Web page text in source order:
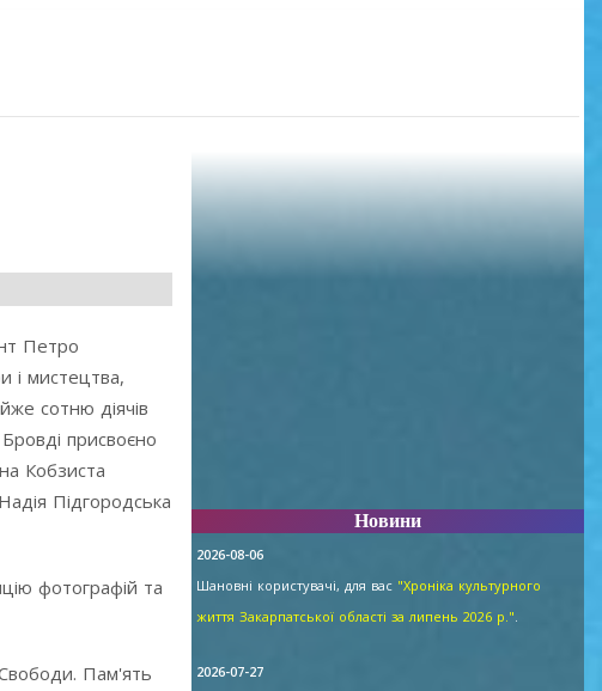
Петро
і мистецтва,
сотню діячів
присвоєно
Кобзиста
Підгородська
фотографій та
Свободи. Пам'ять
Новини
2026-08-06
Шановні користувачі, для вас "Хроніка культурного
життя Закарпатської області за липень 2026 р.".
2026-07-27